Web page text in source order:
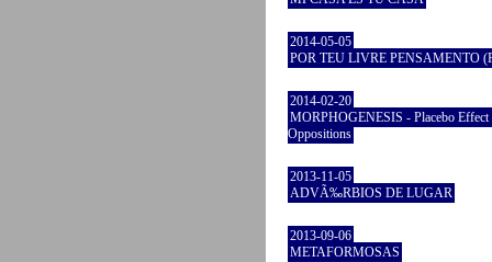
2014-05-05
POR TEU LIVRE PENSAMENTO
2014-02-20
MORPHOGENESIS - Placebo Effect
Oppositions
2013-11-05
ADVÃ‰RBIOS DE LUGAR
2013-09-06
METAFORMOSAS